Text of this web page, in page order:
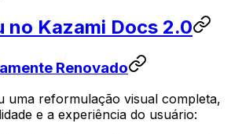
no Kazami Docs 2.0
Renovado
uma reformulação visual completa,
e a experiência do usuário: